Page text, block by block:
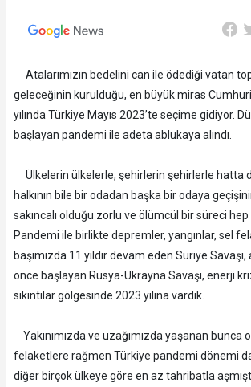
Atalarımızın bedelini can ile ödediği vatan
geleceğinin kurulduğu, en büyük miras
yılında Türkiye Mayıs 2023’te seçime gidiyor.
başlayan pandemi ile adeta ablukaya alındı.
Ülkelerin ülkelerle, şehirlerin şehirlerle hatta
halkının bile bir odadan başka bir odaya
sakıncalı olduğu zorlu ve ölümcül bir süreci hep
Pandemi ile birlikte depremler, yangınlar, sel
başımızda 11 yıldır devam eden Suriye
önce başlayan Rusya-Ukrayna Savaşı, enerji
sıkıntılar gölgesinde 2023 yılına vardık.
Yakınımızda ve uzağımızda yaşanan bunca
felaketlere rağmen Türkiye pandemi dönemi
diğer birçok ülkeye göre en az tahribatla